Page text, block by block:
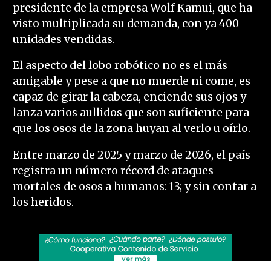
presidente de la empresa Wolf Kamui, que ha
visto multiplicada su demanda, con ya 400
unidades vendidas.
El aspecto del lobo robótico no es el más
amigable y pese a que no muerde ni come, es
capaz de girar la cabeza, enciende sus ojos y
lanza varios aullidos que son suficiente para
que los osos de la zona huyan al verlo u oírlo.
Entre marzo de 2025 y marzo de 2026, el país
registra un número récord de ataques
mortales de osos a humanos: 13; y sin contar a
los heridos.